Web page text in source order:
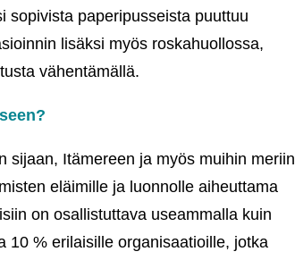
sopivista paperipusseista puuttuu
lisäksi myös roskahuollossa,
vähentämällä.
sijaan, Itämereen ja myös muihin meriin
eläimille ja luonnolle aiheuttama
on osallistuttava useammalla kuin
10 % erilaisille organisaatioille, jotka